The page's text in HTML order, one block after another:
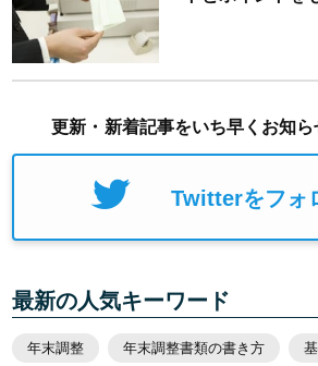
更新・新着記事をいち早くお知ら
Twitterをフォ
最新の人気キーワード
年末調整 年末調整書類の書き方